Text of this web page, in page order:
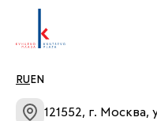
RU EN
121552, г. Москва,